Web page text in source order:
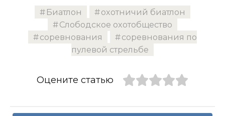
Биатлон
охотничий биатлон
Слободское охотобщество
соревнования
соревнования по
пулевой стрельбе
Оцените статью